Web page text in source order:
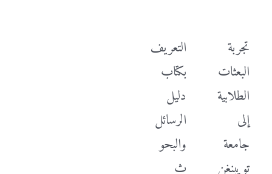
تجربة
البعثات
الطلابية
إلى
جامعة
تويبنغن
التعريف
بكتاب
دليل
الرسائل
والبحو
ث